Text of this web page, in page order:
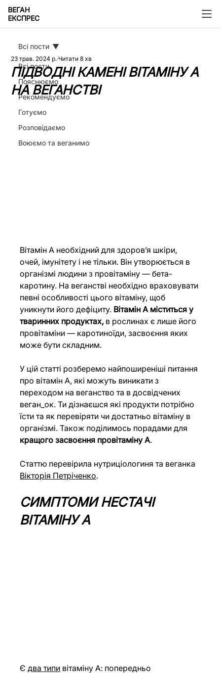
ВЕГАН
ЕКСПРЕС
Всі пости
Пояснюємо
Рекомендуємо
Готуємо
Розповідаємо
Воюємо та веганимо
Всі пости
ПІДВОДНІ КАМЕНІ ВІТАМІНУ А
НА ВЕГАНСТВІ
23 трав. 2024 р. Читати 8 хв
Вітамін А необхідний для здоровʼя шкіри,
очей, імунітету і не тільки. Він утворюється в
організмі людини з провітаміну — бета-
каротину. На веганстві необхідно враховувати
певні особливості цього вітаміну, щоб
уникнути його дефіциту. Вітамін А міститься у
тваринних продуктах, в рослинах є лише його
провітаміни — каротиноїди, засвоєння яких
може бути складним.
У цій статті розберемо найпоширеніші питання
про вітамін А, які можуть виникати з
переходом на веганство та в досвідчених
веган_ок. Ти дізнаєшся які продукти потрібно
їсти та як перевіряти чи достатньо вітаміну в
організмі. Також поділимось порадами для
кращого засвоєння провітаміну А.
Статтю перевірила нутриціологиня та веганка
Вікторія Петріченко.
СИМПТОМИ НЕСТАЧІ
ВІТАМІНУ А
Є два типи вітаміну А: попередньо